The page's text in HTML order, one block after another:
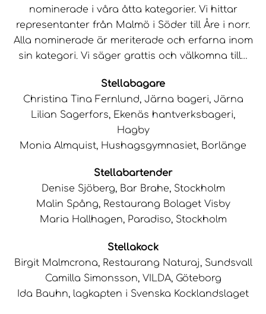
nominerade i våra åtta kategorier. Vi hittar
representanter från Malmö i Söder till Åre i norr.
Alla nominerade är meriterade och erfarna inom
sin kategori. Vi säger grattis och välkomna till…
Stellabagare
Christina Tina Fernlund, Järna bageri, Järna
Lilian Sagerfors, Ekenäs hantverksbageri,
Hagby
Monia Almquist, Hushagsgymnasiet, Borlänge
Stellabartender
Denise Sjöberg, Bar Brahe, Stockholm
Malin Spång, Restaurang Bolaget Visby
Maria Hallhagen, Paradiso, Stockholm
Stellakock
Birgit Malmcrona, Restaurang Naturaj, Sundsvall
Camilla Simonsson, VILDA, Göteborg
Ida Bauhn, lagkapten i Svenska Kocklandslaget